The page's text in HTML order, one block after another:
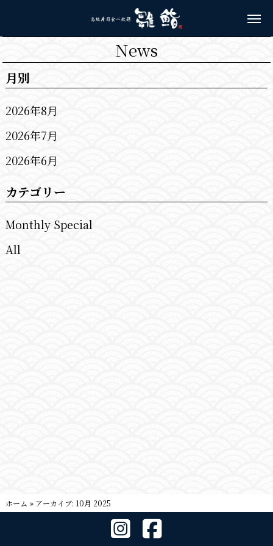
News
月別
2026年8月
2026年7月
2026年6月
カテゴリー
Monthly Special
All
ホーム » アーカイブ: 10月 2025